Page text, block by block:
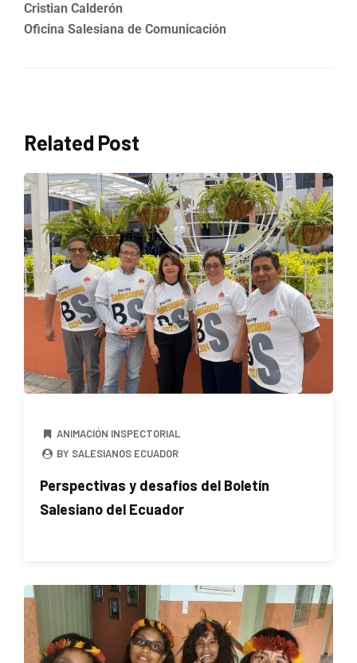
Cristian Calderón
Oficina Salesiana de Comunicación
Related Post
ANIMACIÓN INSPECTORIAL
BY SALESIANOS ECUADOR
Perspectivas y desafíos del Boletín
Salesiano del Ecuador